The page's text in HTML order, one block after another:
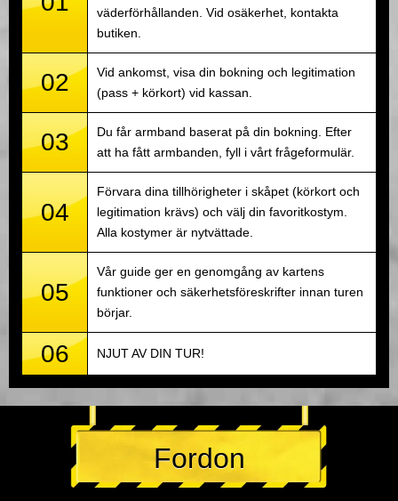
väderförhållanden. Vid osäkerhet, kontakta
butiken.
02
Vid ankomst, visa din bokning och legitimation
(pass + körkort) vid kassan.
03
Du får armband baserat på din bokning. Efter
att ha fått armbanden, fyll i vårt frågeformulär.
04
Förvara dina tillhörigheter i skåpet (körkort och
legitimation krävs) och välj din favoritkostym.
Alla kostymer är nytvättade.
05
Vår guide ger en genomgång av kartens
funktioner och säkerhetsföreskrifter innan turen
börjar.
06 NJUT AV DIN TUR!
Fordon